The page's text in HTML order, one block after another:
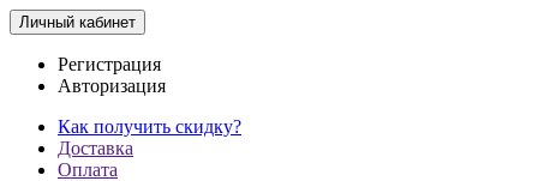
Личный кабинет
Регистрация
Авторизация
Как получить скидку?
Доставка
Оплата